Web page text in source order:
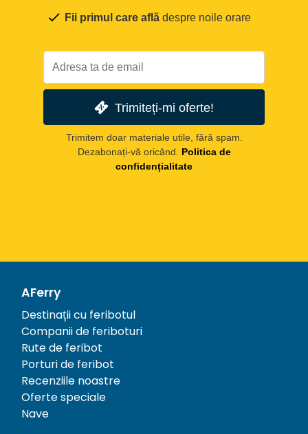
Fii primul care află despre noile orare
Trimiteți-mi oferte!
Trimitem doar materiale utile, fără spam.
Dezabonați-vă oricând.
Politica de
confidențialitate
AFerry
Destinații cu feribotul
Companii de feriboturi
Rute de feribot
Porturi de feribot
Recenziile noastre
Oferte speciale
Nave